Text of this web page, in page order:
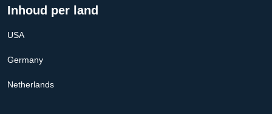
Inhoud per land
USA
Germany
Netherlands